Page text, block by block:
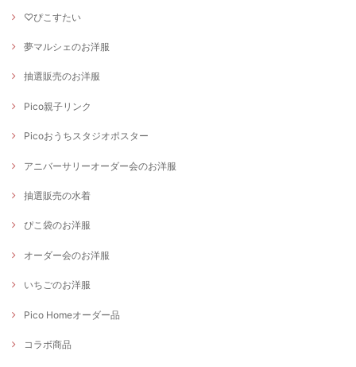
♡ぴこすたい
夢マルシェのお洋服
抽選販売のお洋服
Pico親子リンク
Picoおうちスタジオポスター
アニバーサリーオーダー会のお洋服
抽選販売の水着
ぴこ袋のお洋服
オーダー会のお洋服
いちごのお洋服
Pico Homeオーダー品
コラボ商品